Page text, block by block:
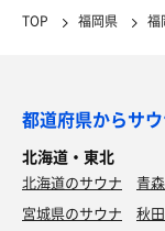
TOP 福岡県 福
都道府県からサ
北海道・東北
北海道のサウナ 青
宮城県のサウナ
秋